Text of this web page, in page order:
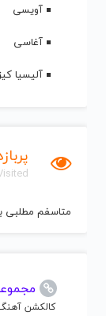
آویسی
آغاسی
آلیسیا کیز
متاسفم مطلبی
کالکشن